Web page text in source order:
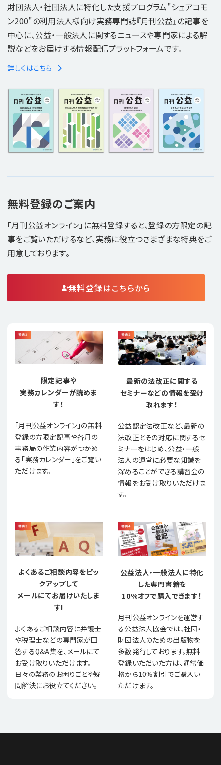
財団法人・社団法人に特化した支援プログラム"シェアコモ
ン200"の利用法人様向け実務専門誌『月刊公益』の記事を
中心に、公益・一般法人に関するニュースや専門家による解
説などをお届けする情報配信プラットフォームです。
詳しくはこちら
無料登録のご案内
「月刊公益オンライン」に無料登録すると、登録の方限定の記
事をご覧いただけるなど、実務に役立つさまざまな特典をご
用意しております。
無料登録はこちらから
限定記事や
実務カレンダーが読めま
す！
「月刊公益オンライン」の無料
登録の方限定記事や各月の
事務局の作業内容がつかめ
る「実務カレンダー」をご覧い
ただけます。
最新の法改正に関する
セミナーなどの情報を受け
取れます！
公益認定法改正など、最新の
法改正とその対応に関するセ
ミナーをはじめ、公益・一般
法人の運営に必要な知識を
深めることができる講習会の
情報をお受け取りいただけま
す。
よくあるご相談内容をピッ
クアップして
メールにてお届けいたしま
す!
よくあるご相談内容に弁護士
や税理士などの専門家が回
答するQ&A集を、メールにて
お受け取りいただけます。
日々の業務のお困りごとや疑
問解決にお役立てください。
公益法人・一般法人に特化
した専門書籍を
10%オフで購入できます！
月刊公益オンラインを運営す
る公益法人協会では、社団・
財団法人のための出版物を
多数発行しております。無料
登録いただいた方は、通常価
格から10%割引でご購入い
ただけます。